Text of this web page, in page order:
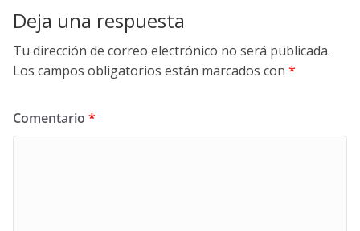
Deja una respuesta
Tu dirección de correo electrónico no será publicada.
Los campos obligatorios están marcados con *
Comentario *